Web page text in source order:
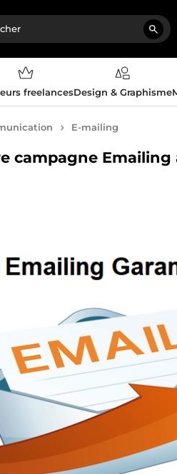
freelancesDesign & Graphisme
E-mailing
campagne Emailing